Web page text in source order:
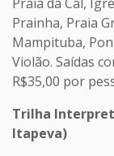
Prainha, Praia
Mampituba,
Violão. Saídas
R$35,00 por
Trilha
Itapeva)